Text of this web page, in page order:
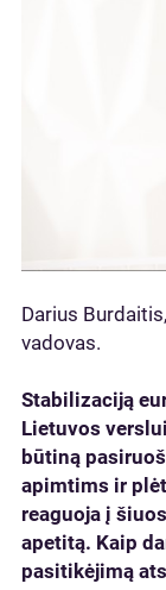
Darius
vadovas.
Stabilizaciją
Lietuvos
būtiną
apimtims ir
reaguoja į
apetitą. Kaip
pasitikėjimą